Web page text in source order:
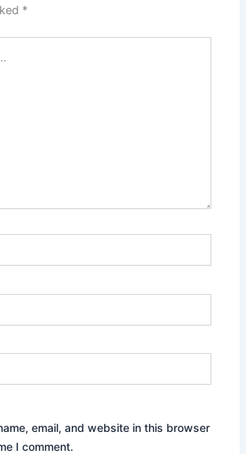
*
email, and website in this browser
I comment.